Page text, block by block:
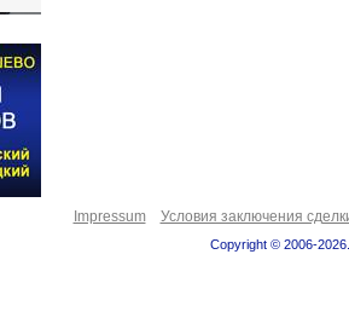
Impressum Условия заключения
Copyright © 2006-